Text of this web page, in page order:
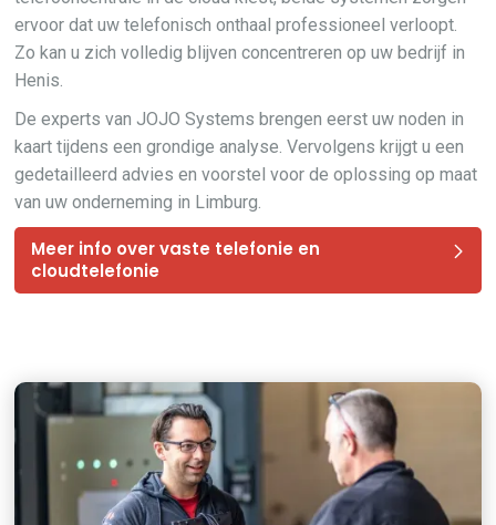
ervoor dat uw telefonisch onthaal professioneel verloopt.
Zo kan u zich volledig blijven concentreren op uw bedrijf in
Henis.
De experts van JOJO Systems brengen eerst uw noden in
kaart tijdens een grondige analyse. Vervolgens krijgt u een
gedetailleerd advies en voorstel voor de oplossing op maat
van uw onderneming in Limburg.
Meer info over vaste telefonie en
cloudtelefonie